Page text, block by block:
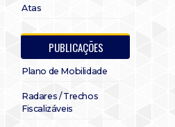
Atas
PUBLICAÇÕES
Plano de Mobilidade
Radares / Trechos
Fiscalizáveis